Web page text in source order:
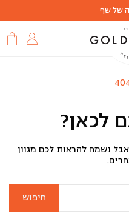
של שף
לכאן?
נשמח להראות לכם מגוון